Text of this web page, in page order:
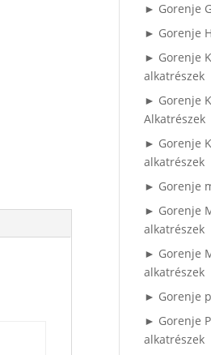
► Gorenje
► Gorenje
► Gorenje
alkatrészek
► Gorenje
Alkatrészek
► Gorenje
alkatrészek
► Gorenje
► Gorenje
alkatrészek
► Gorenje
alkatrészek
► Gorenje
► Gorenje
alkatrészek